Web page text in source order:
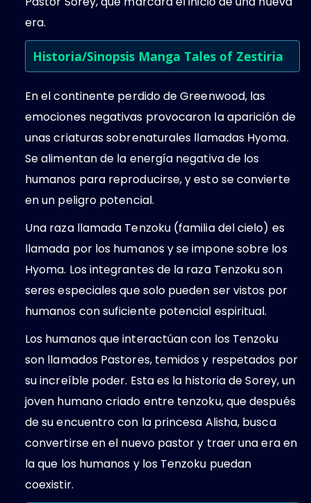
era.
Historia/Sinopsis Manga Tales of Zestiria
En el continente perdido de Greenwood, las
emociones negativas provocaron la aparición de
unas criaturas sobrenaturales llamadas Hyoma.
Se alimentan de la energía negativa de los
humanos para reproducirse, y esto se convierte
en un peligro potencial.
Una raza llamada Tenzoku (familia del cielo) es
llamada por los humanos y se impone sobre los
Hyoma. Los integrantes de la raza Tenzoku son
seres especiales que solo pueden ser vistos por
humanos con suficiente potencial espiritual.
Los humanos que interactúan con los Tenzoku
son llamados Pastores, temidos y respetados por
su increíble poder. Esta es la historia de Sorey, un
joven humano criado entre tenzoku, que después
de su encuentro con la princesa Alisha, busca
convertirse en el nuevo pastor y traer una era en
la que los humanos y los Tenzoku puedan
coexistir.